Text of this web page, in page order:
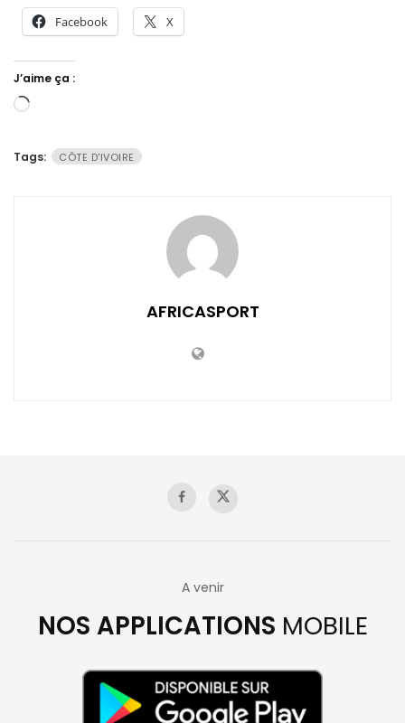
Facebook X
J’aime ça :
Chargement…
Tags: CÔTE D'IVOIRE
AFRICASPORT
A venir
NOS APPLICATIONS MOBILE